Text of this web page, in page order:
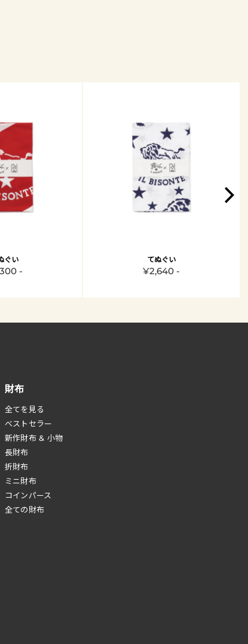
ぐい
-
てぬぐい
¥2,640 -
財布
全てを見る
べストセラー
新作財布 & 小物
長財布
折財布
ミニ財布
コインパース
全ての財布